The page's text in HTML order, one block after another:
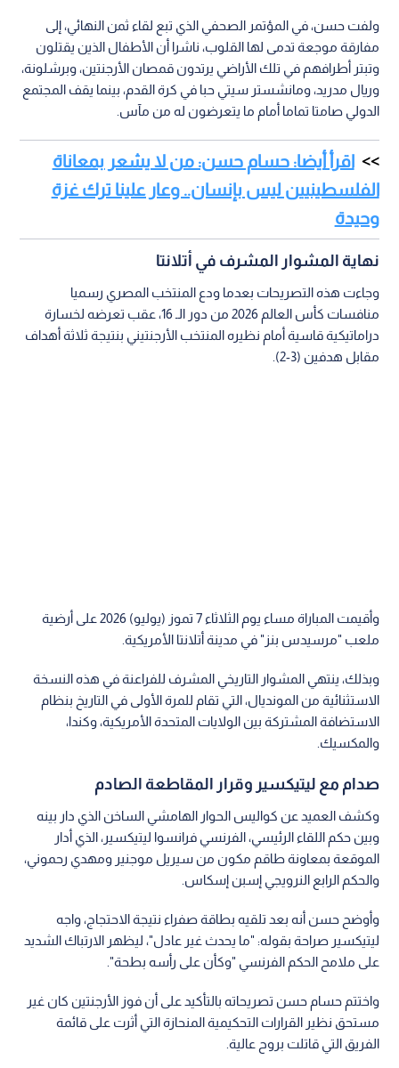
ولفت حسن، في المؤتمر الصحفي الذي تبع لقاء ثمن النهائي، إلى
مفارقة موجعة تدمى لها القلوب، ناشرا أن الأطفال الذين يقتلون
وتبتر أطرافهم في تلك الأراضي يرتدون قمصان الأرجنتين، وبرشلونة،
وريال مدريد، ومانشستر سيتي حبا في كرة القدم، بينما يقف المجتمع
الدولي صامتا تماما أمام ما يتعرضون له من مآس.
اقرأ أيضا: حسام حسن: من لا يشعر بمعاناة
الفلسطينيين ليس بإنسان.. وعار علينا ترك غزة
وحيدة
نهاية المشوار المشرف في أتلانتا
وجاءت هذه التصريحات بعدما ودع المنتخب المصري رسميا
منافسات كأس العالم 2026 من دور الـ 16، عقب تعرضه لخسارة
دراماتيكية قاسية أمام نظيره المنتخب الأرجنتيني بنتيجة ثلاثة أهداف
مقابل هدفين (3-2).
وأقيمت المباراة مساء يوم الثلاثاء 7 تموز (يوليو) 2026 على أرضية
ملعب "مرسيدس بنز" في مدينة أتلانتا الأمريكية.
وبذلك، ينتهي المشوار التاريخي المشرف للفراعنة في هذه النسخة
الاستثنائية من المونديال، التي تقام للمرة الأولى في التاريخ بنظام
الاستضافة المشتركة بين الولايات المتحدة الأمريكية، وكندا،
والمكسيك.
صدام مع ليتيكسير وقرار المقاطعة الصادم
وكشف العميد عن كواليس الحوار الهامشي الساخن الذي دار بينه
وبين حكم اللقاء الرئيسي، الفرنسي فرانسوا ليتيكسير، الذي أدار
الموقعة بمعاونة طاقم مكون من سيريل موجنير ومهدي رحموني،
والحكم الرابع النرويجي إسبن إسكاس.
وأوضح حسن أنه بعد تلقيه بطاقة صفراء نتيجة الاحتجاج، واجه
ليتيكسير صراحة بقوله: "ما يحدث غير عادل"، ليظهر الارتباك الشديد
على ملامح الحكم الفرنسي "وكأن على رأسه بطحة".
واختتم حسام حسن تصريحاته بالتأكيد على أن فوز الأرجنتين كان غير
مستحق نظير القرارات التحكيمية المنحازة التي أثرت على قائمة
الفريق التي قاتلت بروح عالية.